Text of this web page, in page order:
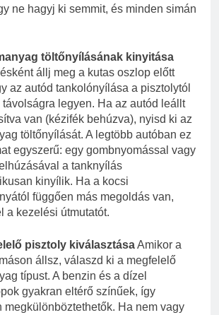
ne hagyj ki semmit, és minden simán
töltőnyílásának kinyitása
állj meg a kutas oszlop előtt
az autód tankolónyílása a pisztolytól
távolságra legyen. Ha az autód leállt
van (kézifék behúzva), nyisd ki az
töltőnyílását. A legtöbb autóban ez
egyszerű: egy gombnyomással vagy
a tanknyílás
kinyílik. Ha a kocsi
függően más megoldás van,
a kezelési útmutatót.
pisztoly kiválasztásaAmikor a
állsz, válaszd ki a megfelelő
típust. A benzin és a dízel
gyakran eltérő színűek, így
megkülönböztethetők. Ha nem vagy